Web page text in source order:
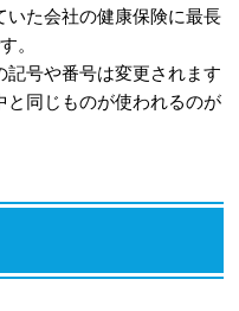
いた会社の健康保険に最長
。
号や番号は変更されます
と同じものが使われるのが